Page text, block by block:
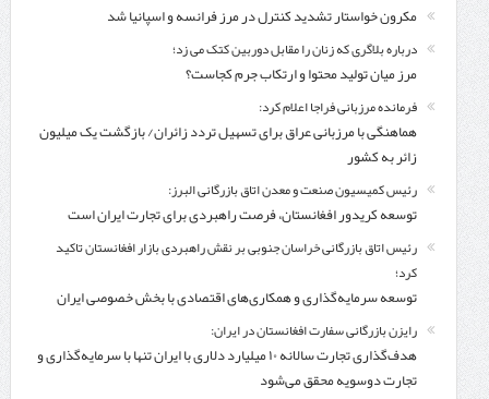
مکرون خواستار تشدید کنترل‌ در مرز فرانسه و اسپانیا شد
درباره بلاگری که زنان را مقابل دوربین کتک می زد؛
مرز میان تولید محتوا و ارتکاب جرم کجاست؟
فرمانده مرزبانی فراجا اعلام کرد:
هماهنگی با مرزبانی عراق برای تسهیل تردد زائران/ بازگشت یک میلیون
زائر به کشور
رئیس کمیسیون صنعت و معدن اتاق بازرگانی البرز:
توسعه کریدور افغانستان، فرصت راهبردی برای تجارت ایران است
رئیس اتاق بازرگانی خراسان جنوبی بر نقش راهبردی بازار افغانستان تاکید
کرد؛
توسعه سرمایه‌گذاری و همکاری‌های اقتصادی با بخش خصوصی ایران
رایزن بازرگانی سفارت افغانستان در ایران:
هدف‌گذاری تجارت سالانه ۱۰ میلیارد دلاری با ایران تنها با سرمایه‌گذاری و
تجارت دوسویه محقق می‌شود